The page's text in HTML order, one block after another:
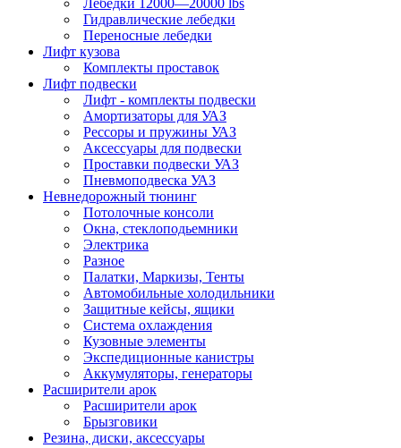
Лебедки 12000—20000 lbs
Гидравлические лебедки
Переносные лебедки
Лифт кузова
Комплекты проставок
Лифт подвески
Лифт - комплекты подвески
Амортизаторы для УАЗ
Рессоры и пружины УАЗ
Аксессуары для подвески
Проставки подвески УАЗ
Пневмоподвеска УАЗ
Невнедорожный тюнинг
Потолочные консоли
Окна, стеклоподьемники
Электрика
Разное
Палатки, Маркизы, Тенты
Автомобильные холодильники
Защитные кейсы, ящики
Система охлаждения
Кузовные элементы
Экспедиционные канистры
Аккумуляторы, генераторы
Расширители арок
Расширители арок
Брызговики
Резина, диски, аксессуары